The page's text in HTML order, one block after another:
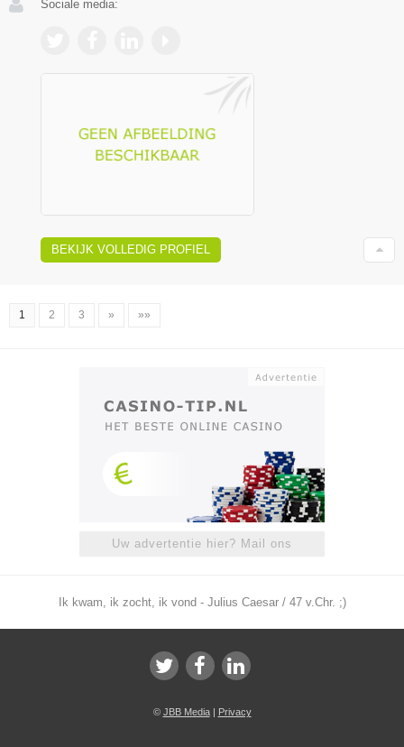
Sociale media:
BEKIJK VOLLEDIG PROFIEL
1 2 3 » »»
Uw advertentie hier? Mail ons
Ik kwam, ik zocht, ik vond - Julius Caesar / 47 v.Chr. ;)
© JBB Media| Privacy